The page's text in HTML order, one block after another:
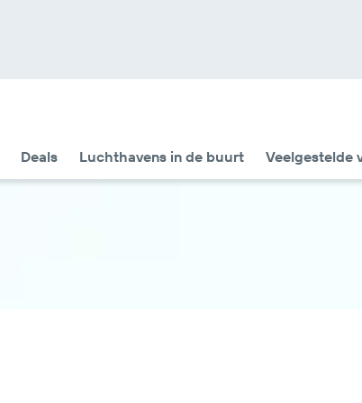
Deals Luchthavens in de buurt Veelgestelde